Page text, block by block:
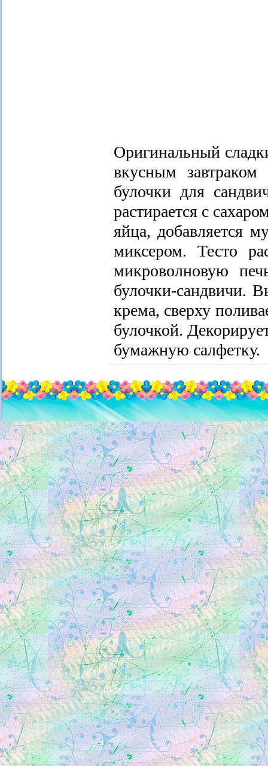
Оригинальный
вкусным
булочки для
растирается с
яйца, добавляется
миксером. Тесто
микроволновую
булочки-сандвичи.
крема, сверху
булочкой.
бумажную салфетку.